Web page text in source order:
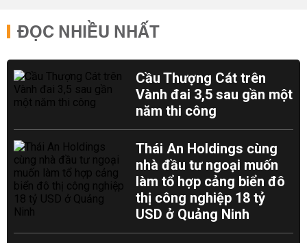
ĐỌC NHIỀU NHẤT
Cầu Thượng Cát trên
Vành đai 3,5 sau gần một
năm thi công
Thái An Holdings cùng
nhà đầu tư ngoại muốn
làm tổ hợp cảng biển đô
thị công nghiệp 18 tỷ
USD ở Quảng Ninh